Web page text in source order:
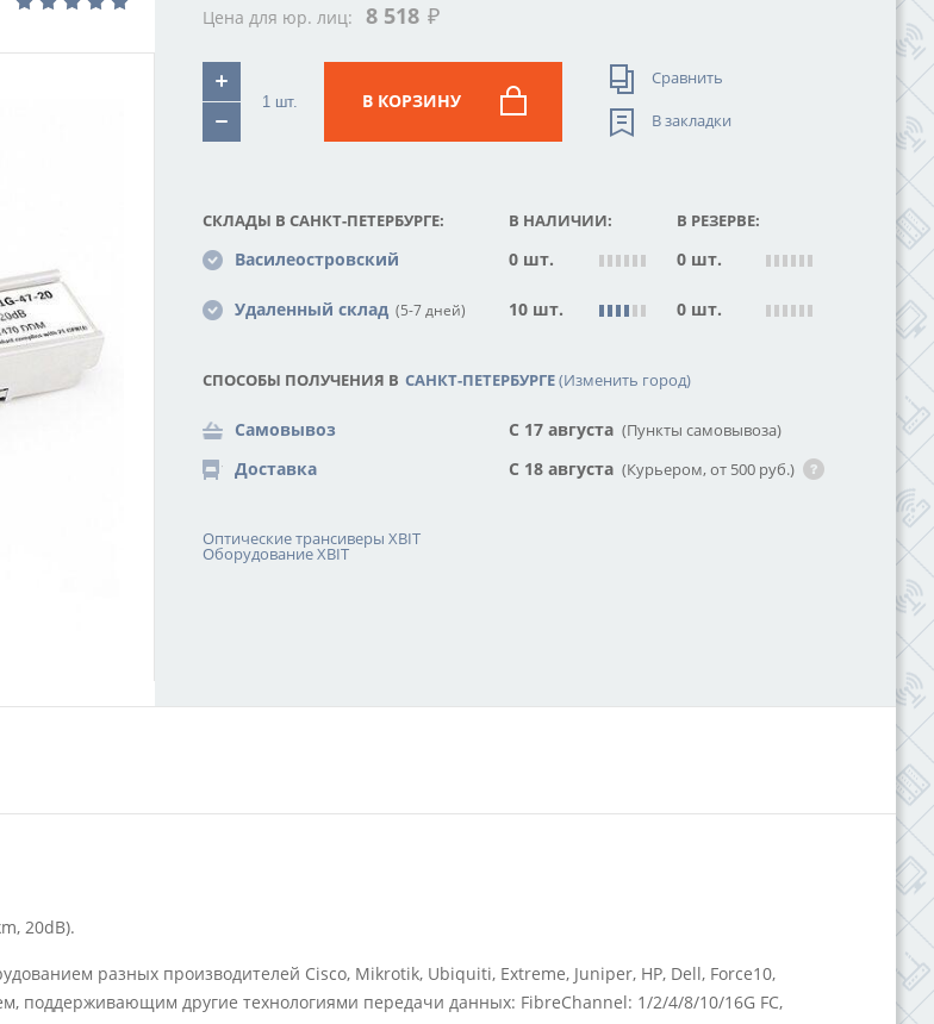
Цена для юр. лиц: 8 518 ₽
В КОРЗИНУ
Сравнить
В закладки
СКЛАДЫ В САНКТ-ПЕТЕРБУРГЕ: В НАЛИЧИИ: В РЕЗЕРВЕ:
Василеостровский 0 шт. 0 шт.
Удаленный склад (5-7 дней) 10 шт. 0 шт.
СПОСОБЫ ПОЛУЧЕНИЯ В САНКТ-ПЕТЕРБУРГЕ(Изменить город)
Самовывоз С 17 августа (Пункты самовывоза)
Доставка С 18 августа (Курьером, от 500 руб.)
Оптические трансиверы XBIT
Оборудование XBIT
20dB).
разных производителей Cisco, Mikrotik, Ubiquiti, Extreme, Juniper, HP, Dell, Force10,
поддерживающим другие технологиями передачи данных: FibreChannel: 1/2/4/8/10/16G FC,